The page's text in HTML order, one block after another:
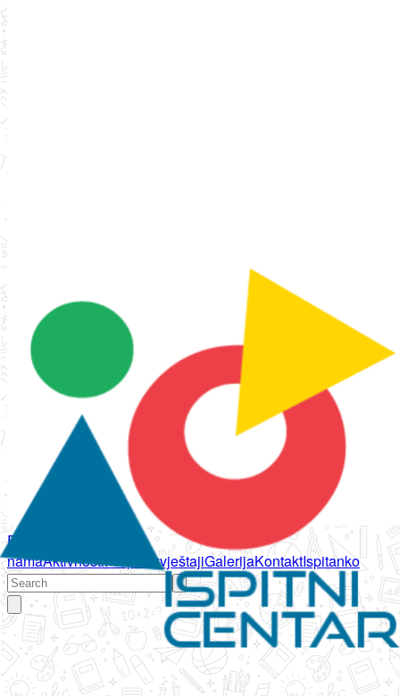
Početna
namaAktivnostiPropisi IzvještajiGalerijaKontaktIspitanko